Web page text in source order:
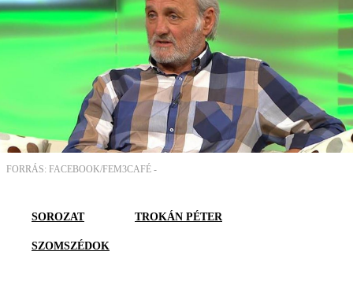
FORRÁS: FACEBOOK/FEM3CAFÉ -
SOROZAT TROKÁN PÉTER
SZOMSZÉDOK